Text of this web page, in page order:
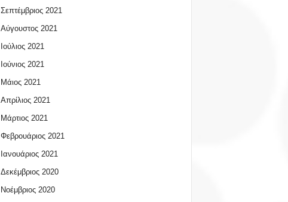
Σεπτέμβριος 2021
Αύγουστος 2021
Ιούλιος 2021
Ιούνιος 2021
Μάιος 2021
Απρίλιος 2021
Μάρτιος 2021
Φεβρουάριος 2021
Ιανουάριος 2021
Δεκέμβριος 2020
Νοέμβριος 2020